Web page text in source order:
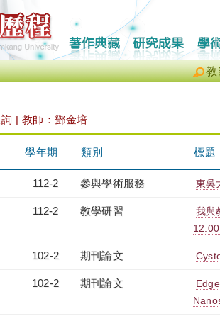
教
| 教師：鄧金培
學年期 類別 標題
112-2 參與學術服務 東吳
112-2 教學研習
我與
102-2 期刊論文
102-2 期刊論文